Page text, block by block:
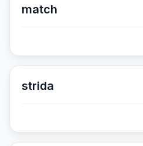
match
strida